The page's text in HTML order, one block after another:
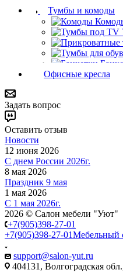
Тумбы и комоды
Офисные кресла
Задать вопрос
Оставить отзыв
Новости
12 июня 2026
С днем России 2026г.
8 мая 2026
Праздник 9 мая
1 мая 2026
С 1 мая 2026г.
2026 © Салон мебели "Уют"
+7(905)398-27-01
+7(905)398-27-01Мебельный
support@salon-yut.ru
404131, Волгоградская